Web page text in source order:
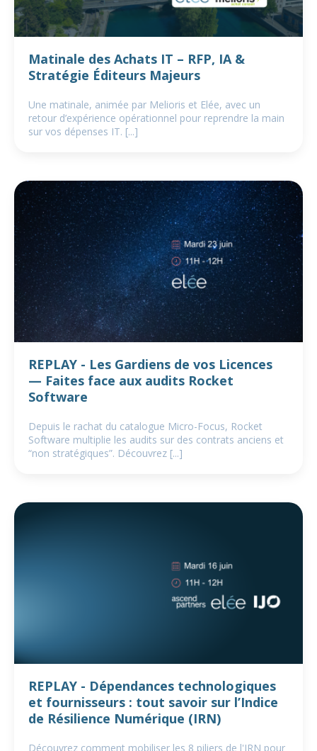
Matinale des Achats IT – RFP, IA &
Stratégie Éditeurs Majeurs
Une matinale, animée par Melioris et Elée, avec un
retour d’expérience opérationnel pour reprendre la main
sur vos dépenses IT. [...]
REPLAY - Les Gardiens de vos Licences
— Faites face aux audits Rocket
Software
Depuis le rachat du catalogue Micro-Focus, Rocket
Software multiplie les audits sur des contrats anciens et
“non stratégiques”. Découvrez [...]
REPLAY - Dépendances technologiques
et fournisseurs : tout savoir sur l’Indice
de Résilience Numérique (IRN)
Découvrez comment mobiliser les 8 piliers de l'IRN pour